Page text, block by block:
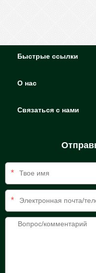
Быстрые ссылки
О нас
Связаться с нами
*
*